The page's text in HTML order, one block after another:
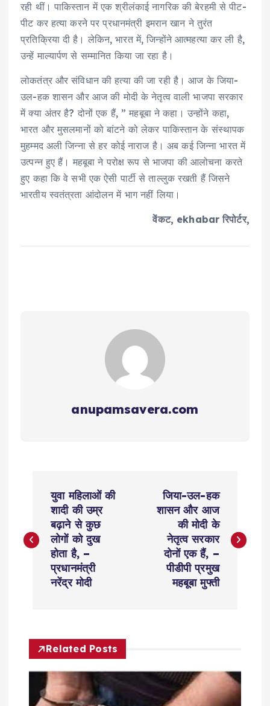
रही थीं। पाकिस्तान में एक श्रीलंकाई नागरिक की बेरहमी से पीट-
पीट कर हत्या करने पर प्रधानमंत्री इमरान खान ने तुरंत
प्रतिक्रिया दी है। लेकिन, भारत में, जिन्होंने आत्महत्या कर ली है,
उन्हें माल्यार्पण से सम्मानित किया जा रहा है।
लोकतंत्र और संविधान की हत्या की जा रही है। आज के जिया-
उल-हक शासन और आज की मोदी के नेतृत्व वाली भाजपा सरकार
में क्या अंतर है? दोनों एक हैं, ” महबूबा ने कहा। उन्होंने कहा,
भारत और मुसलमानों को बांटने को लेकर पाकिस्तान के संस्थापक
मुहम्मद अली जिन्ना से हर कोई नाराज है। अब कई जिन्ना भारत में
उत्पन्न हुए हैं। महबूबा ने परोक्ष रूप से भाजपा की आलोचना करते
हुए कहा कि वे सभी एक ऐसी पार्टी से ताल्लुक रखती हैं जिसने
भारतीय स्वतंत्रता आंदोलन में भाग नहीं लिया।
वेंकट, ekhabar रिपोर्टर,
anupamsavera.com
s
a
v
युवा महिलाओं की
शादी की उम्र
बढ़ाने से कुछ
लोगों को दुख
होता है, –
प्रधानमंत्री
नरेंद्र मोदी
जिया-उल-हक
शासन और आज
की मोदी के
नेतृत्व सरकार
दोनों एक हैं, –
पीडीपी प्रमुख
महबूबा मुफ्ती
Related Posts